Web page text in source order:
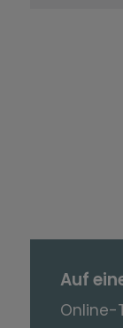
Auf
Online-